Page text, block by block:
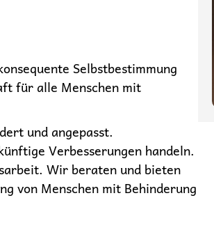
Selbstbestimmung
für alle Menschen mit
und angepasst.
Verbesserungen handeln.
Wir beraten und bieten
von Menschen mit Behinderung